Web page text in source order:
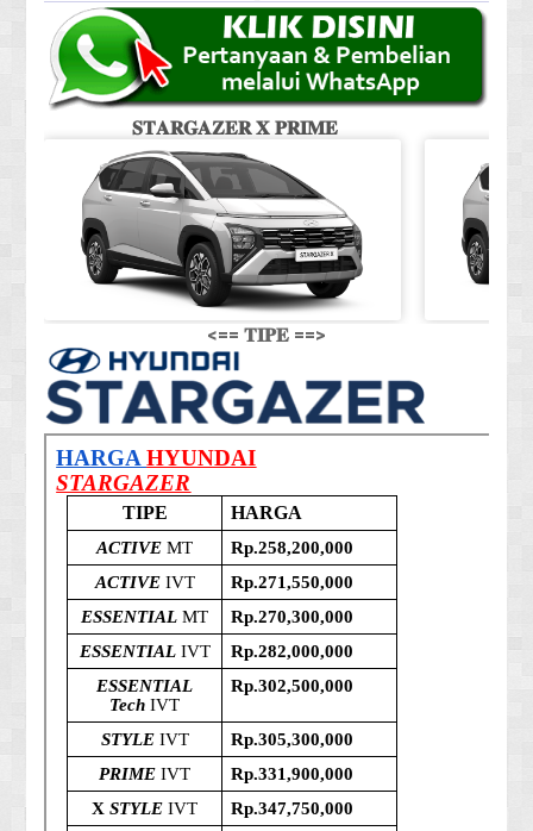
𝐒𝐓𝐀𝐑𝐆𝐀𝐙𝐄𝐑 𝐗 𝐏𝐑𝐈𝐌𝐄
<== 𝐓𝐈𝐏𝐄 ==>